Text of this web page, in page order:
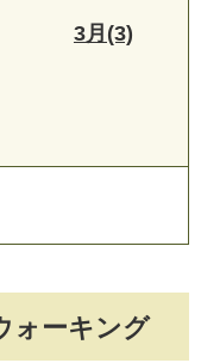
ォーキング
3月(3)